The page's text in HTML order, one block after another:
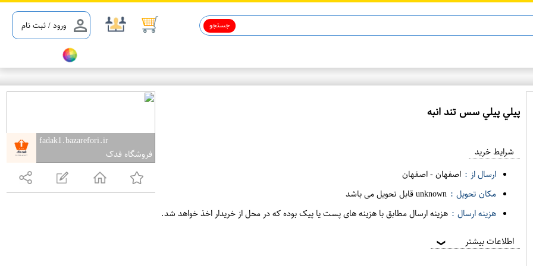
ورود / ثبت نام جستجو
fadak1.bazarefori.ir
فروشگاه فدک
پيلي پيلي سس تند انبه
ه
ف
و
شرایط خرید
ارسال از : اصفهان-اصفهان
مکان تحویل : unknown قابل تحویل می باشد
هزینه ارسال : هزینه ارسال مطابق با هزینه های پست یا پیک بوده که در محل از خریدار اخذ خواهد شد.
اطلاعات بیشتر ❯